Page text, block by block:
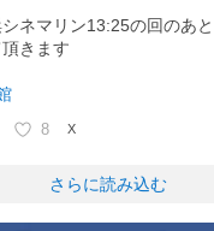
ネマリン13:25の回のあ
きます
8 X
さらに読み込む